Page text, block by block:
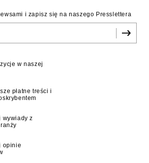
i zapisz się na naszego Presslettera
w naszej
płatne treści i
wywiady z
opinie